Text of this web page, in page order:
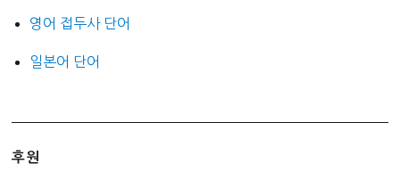
영어 접두사 단어
일본어 단어
후원